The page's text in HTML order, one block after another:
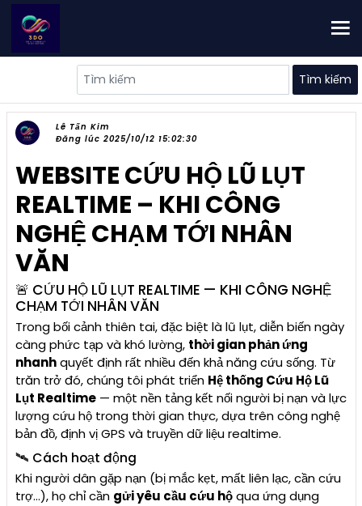
Tìm kiếm
Lê Tấn Kim
Đăng lúc 2025/10/12 15:02:30
WEBSITE CỨU HỘ LŨ LỤT
REALTIME – KHI CÔNG
NGHỆ CHẠM TỚI NHÂN
VĂN
🚨 CỨU HỘ LŨ LỤT REALTIME — KHI CÔNG NGHỆ
CHẠM TỚI NHÂN VĂN
Trong bối cảnh thiên tai, đặc biệt là lũ lụt, diễn biến ngày
càng phức tạp và khó lường, thời gian phản ứng
nhanhquyết định rất nhiều đến khả năng cứu sống. Từ
trăn trở đó, chúng tôi phát triển Hệ thống Cứu Hộ Lũ
Lụt Realtime— một nền tảng kết nối người bị nạn và lực
lượng cứu hộ trong thời gian thực, dựa trên công nghệ
bản đồ, định vị GPS và truyền dữ liệu realtime.
🛰️ Cách hoạt động
Khi người dân gặp nạn (bị mắc kẹt, mất liên lạc, cần cứu
trợ...), họ chỉ cần gửi yêu cầu cứu hộqua ứng dụng